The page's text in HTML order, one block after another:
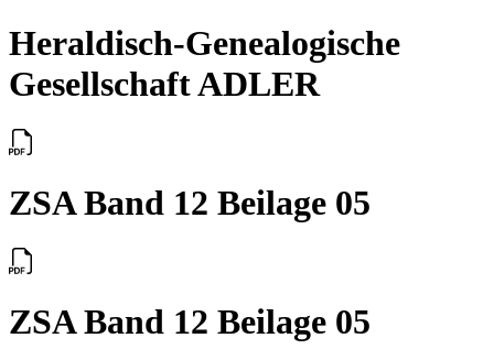
Heraldisch-Genealogische
Gesellschaft ADLER
ZSA Band 12 Beilage 05
ZSA Band 12 Beilage 05